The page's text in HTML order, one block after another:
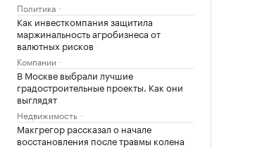
Политика
Как инвесткомпания защитила
маржинальность агробизнеса от
валютных рисков
Компании
В Москве выбрали лучшие
градостроительные проекты. Как они
выглядят
Недвижимость
Макгрегор рассказал о начале
восстановления после травмы колена